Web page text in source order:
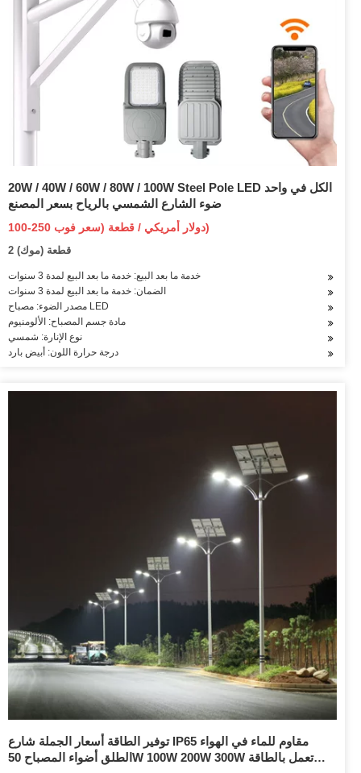
20W / 40W / 60W / 80W / 100W Steel Pole LED الكل في واحد
ضوء الشارع الشمسي بالرياح بسعر المصنع
100-250 دولار أمريكي / قطعة (سعر فوب)
2 قطعة (موك)
خدمة ما بعد البيع: خدمة ما بعد البيع لمدة 3 سنوات
الضمان: خدمة ما بعد البيع لمدة 3 سنوات
مصدر الضوء: مصباح LED
مادة جسم المصباح: الألومنيوم
نوع الإنارة: شمسي
درجة حرارة اللون: أبيض بارد
توفير الطاقة أسعار الجملة شارع IP65 مقاوم للماء في الهواء
الطلق أضواء المصباح 50W 100W 200W 300W تعمل بالطاقة